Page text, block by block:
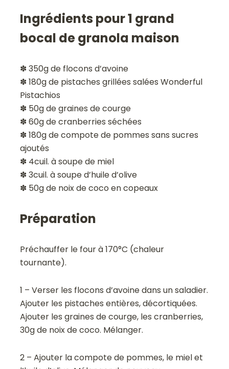
Ingrédients pour 1 grand
bocal de granola maison
✽ 350g de flocons d’avoine
✽ 180g de pistaches grillées salées Wonderful
Pistachios
✽ 50g de graines de courge
✽ 60g de cranberries séchées
✽ 180g de compote de pommes sans sucres
ajoutés
✽ 4cuil. à soupe de miel
✽ 3cuil. à soupe d’huile d’olive
✽ 50g de noix de coco en copeaux
Préparation
Préchauffer le four à 170°C (chaleur
tournante).
1 – Verser les flocons d’avoine dans un saladier.
Ajouter les pistaches entières, décortiquées.
Ajouter les graines de courge, les cranberries,
30g de noix de coco. Mélanger.
2 – Ajouter la compote de pommes, le miel et